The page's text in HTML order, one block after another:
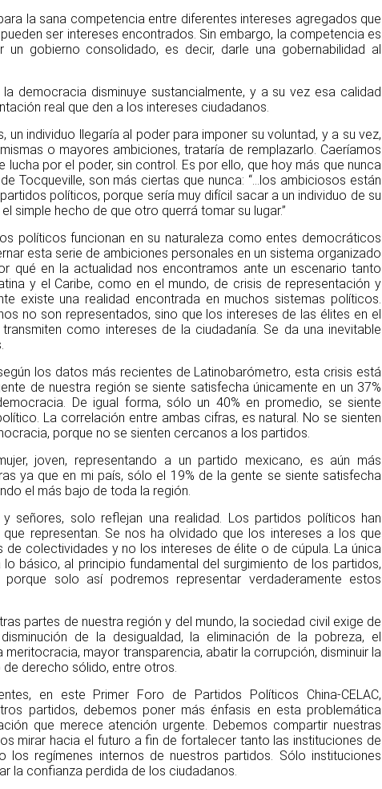
la sana competencia entre diferentes intereses agregados que
ser intereses encontrados. Sin embargo, la competencia es
gobierno consolidado, es decir, darle una gobernabilidad al
democracia disminuye sustancialmente, y a su vez esa calidad
real que den a los intereses ciudadanos.
un individuo llegaría al poder para imponer su voluntad, y a su vez,
o mayores ambiciones, trataría de remplazarlo. Caeríamos
lucha por el poder, sin control. Es por ello, que hoy más que nunca
Tocqueville, son más ciertas que nunca: “...los ambiciosos están
políticos, porque sería muy difícil sacar a un individuo de su
simple hecho de que otro querrá tomar su lugar.”
políticos funcionan en su naturaleza como entes democráticos
esta serie de ambiciones personales en un sistema organizado
qué en la actualidad nos encontramos ante un escenario tanto
y el Caribe, como en el mundo, de crisis de representación y
existe una realidad encontrada en muchos sistemas políticos.
no son representados, sino que los intereses de las élites en el
como intereses de la ciudadanía. Se da una inevitable
los datos más recientes de Latinobarómetro, esta crisis está
de nuestra región se siente satisfecha únicamente en un 37%
De igual forma, sólo un 40% en promedio, se siente
La correlación entre ambas cifras, es natural. No se sienten
porque no se sienten cercanos a los partidos.
joven, representando a un partido mexicano, es aún más
ya que en mi país, sólo el 19% de la gente se siente satisfecha
el más bajo de toda la región.
señores, solo reflejan una realidad. Los partidos políticos han
representan. Se nos ha olvidado que los intereses a los que
de colectividades y no los intereses de élite o de cúpula. La única
básico, al principio fundamental del surgimiento de los partidos,
solo así podremos representar verdaderamente estos
partes de nuestra región y del mundo, la sociedad civil exige de
de la desigualdad, la eliminación de la pobreza, el
meritocracia, mayor transparencia, abatir la corrupción, disminuir la
de derecho sólido, entre otros.
en este Primer Foro de Partidos Políticos China-CELAC,
partidos, debemos poner más énfasis en esta problemática
que merece atención urgente. Debemos compartir nuestras
mirar hacia el futuro a fin de fortalecer tanto las instituciones de
los regímenes internos de nuestros partidos. Sólo instituciones
la confianza perdida de los ciudadanos.